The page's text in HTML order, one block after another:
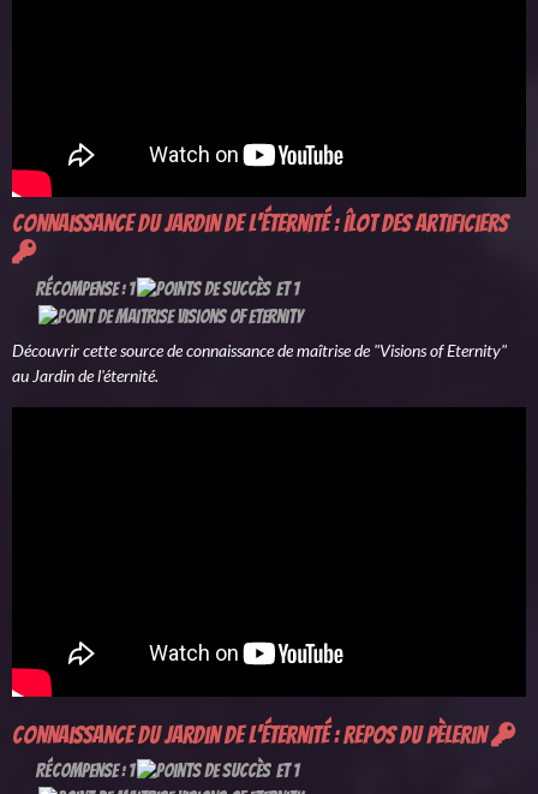
Connaissance du Jardin de l'éternité : Îlot des artificiers
Récompense : 1 et 1
Découvrir cette source de connaissance de maîtrise de "Visions of Eternity"
au Jardin de l'éternité.
Connaissance du Jardin de l'éternité : Repos du pèlerin
Récompense : 1 et 1